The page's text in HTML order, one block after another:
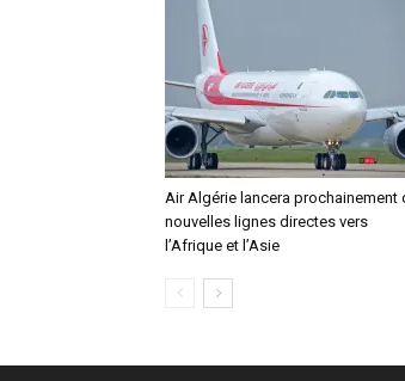
Air Algérie lancera prochainement
nouvelles lignes directes vers
l’Afrique et l’Asie